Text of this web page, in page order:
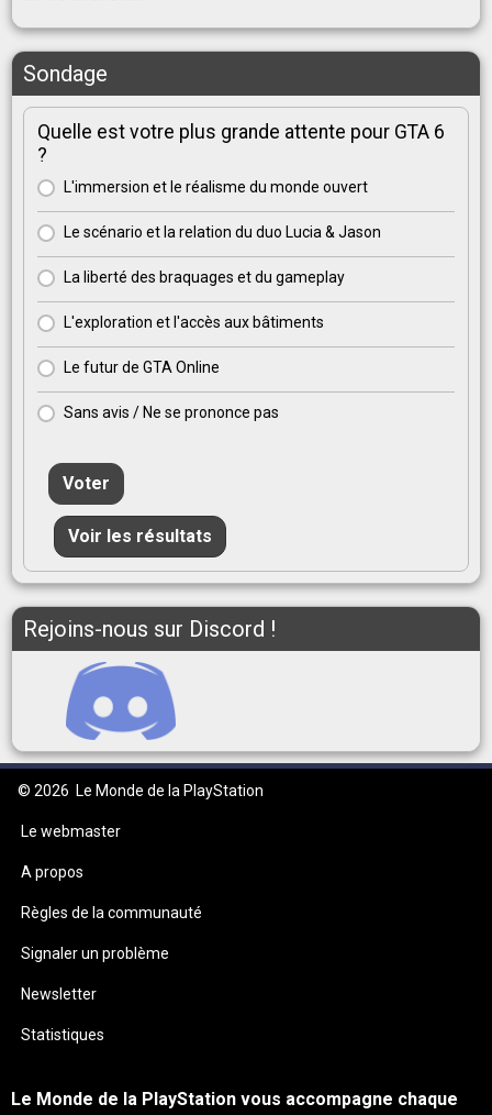
Sondage
Quelle est votre plus grande attente pour GTA 6
?
L'immersion et le réalisme du monde ouvert
Le scénario et la relation du duo Lucia & Jason
La liberté des braquages et du gameplay
L'exploration et l'accès aux bâtiments
Le futur de GTA Online
Sans avis / Ne se prononce pas
Voter
Voir les résultats
Rejoins-nous sur Discord !
© 2026 Le Monde de la PlayStation
Le webmaster
A propos
Règles de la communauté
Signaler un problème
Newsletter
Statistiques
Le Monde de la PlayStation vous accompagne chaque